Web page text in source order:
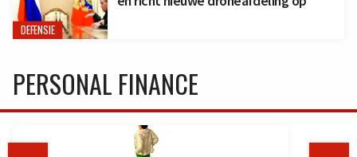
DEFENSIE
PERSONAL FINANCE